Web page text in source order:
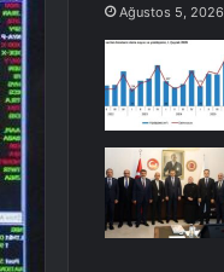
Ağustos 5, 2026